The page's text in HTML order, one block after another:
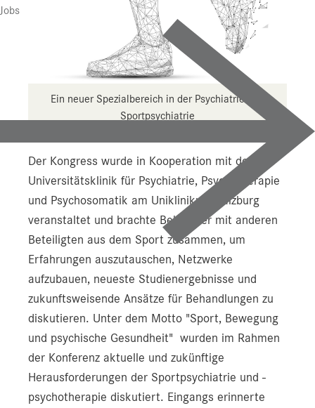
Jobs
Pressebilder
YOUNG.HOPE
Pressekontakt
Ein neuer Spezialbereich in der Psychiatrie: die
Sportpsychiatrie
Der Kongress wurde in Kooperation mit der
Universitätsklinik für Psychiatrie, Psychotherapie
und Psychosomatik am Uniklinikum Salzburg
veranstaltet und brachte Behandler mit anderen
Beteiligten aus dem Sport zusammen, um
Erfahrungen auszutauschen, Netzwerke
aufzubauen, neueste Studienergebnisse und
zukunftsweisende Ansätze für Behandlungen zu
diskutieren. Unter dem Motto "Sport, Bewegung
und psychische Gesundheit" wurden im Rahmen
der Konferenz aktuelle und zukünftige
Herausforderungen der Sportpsychiatrie und -
psychotherapie diskutiert. Eingangs erinnerte